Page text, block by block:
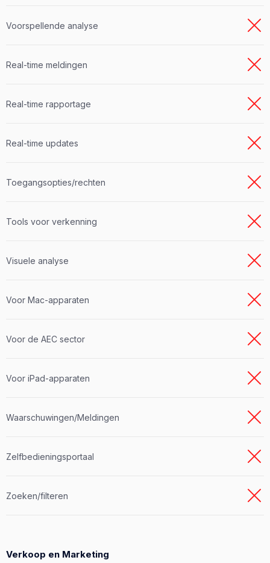
Voorspellende analyse
Real-time meldingen
Real-time rapportage
Real-time updates
Toegangsopties/rechten
Tools voor verkenning
Visuele analyse
Voor Mac-apparaten
Voor de AEC sector
Voor iPad-apparaten
Waarschuwingen/Meldingen
Zelfbedieningsportaal
Zoeken/filteren
Verkoop en Marketing